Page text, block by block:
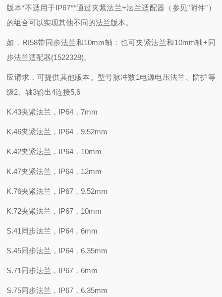
版本*不适用于IP67**通过夹紧法兰+法兰适配器（参见"附件"）
的组合可以实现其他不同的法兰版本。
如，RI58带同步法兰和10mm轴：也可夹紧法兰和10mm轴+同
步法兰适配器(1522328)。
应请求，可提供其他版本。型号脉冲数1电源电压法兰、防护等
级2、轴3输出4连接5,6
K.43夹紧法兰，IP64，7mm
K.46夹紧法兰，IP64，9.52mm
K.42夹紧法兰，IP64，10mm
K.47夹紧法兰，IP64，12mm
K.76夹紧法兰，IP67，9.52mm
K.72夹紧法兰，IP67，10mm
S.41同步法兰，IP64，6mm
S.45同步法兰，IP64，6.35mm
S.71同步法兰，IP67，6mm
S.75同步法兰，IP67，6.35mm